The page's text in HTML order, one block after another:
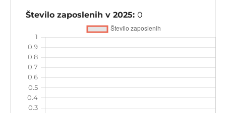
Število zaposlenih v 2025: 0